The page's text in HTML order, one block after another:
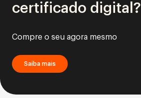
certificado digital?
Compre o seu agora mesmo
Saiba mais